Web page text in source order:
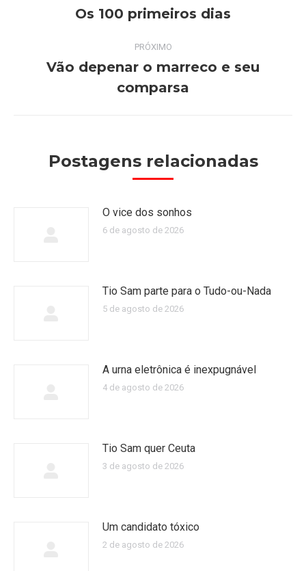
Post
Os 100 primeiros dias
PRÓXIMO
post:
Vão depenar o marreco e seu
comparsa
Postagens relacionadas
O vice dos sonhos
6 de agosto de 2026
Tio Sam parte para o Tudo-ou-Nada
5 de agosto de 2026
A urna eletrônica é inexpugnável
4 de agosto de 2026
Tio Sam quer Ceuta
3 de agosto de 2026
Um candidato tóxico
2 de agosto de 2026